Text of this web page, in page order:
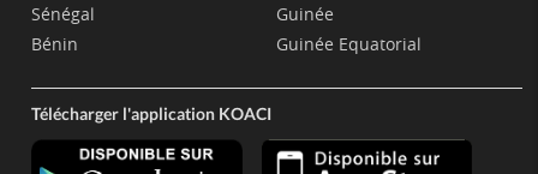
Sénégal
Bénin
Guinée
Guinée Equatorial
Télécharger l'application KOACI